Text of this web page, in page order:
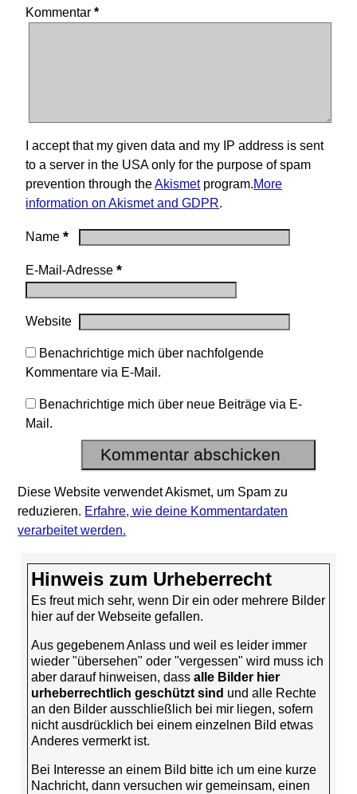
Kommentar*
I accept that my given data and my IP address is sent
to a server in the USA only for the purpose of spam
prevention through theAkismetprogram.More
information on Akismet and GDPR.
Name*
E-Mail-Adresse*
Website
Benachrichtige mich über nachfolgende
Kommentare via E-Mail.
Benachrichtige mich über neue Beiträge via E-
Mail.
Diese Website verwendet Akismet, um Spam zu
reduzieren. Erfahre, wie deine Kommentardaten
verarbeitet werden.
Hinweis zum Urheberrecht
Es freut mich sehr, wenn Dir ein oder mehrere Bilder
hier auf der Webseite gefallen.
Aus gegebenem Anlass und weil es leider immer
wieder "übersehen" oder "vergessen" wird muss ich
aber darauf hinweisen, dassalle Bilder hier
urheberrechtlich geschützt sind und alle Rechte
an den Bilder ausschließlich bei mir liegen, sofern
nicht ausdrücklich bei einem einzelnen Bild etwas
Anderes vermerkt ist.
Bei Interesse an einem Bild bitte ich um eine kurze
Nachricht, dann versuchen wir gemeinsam, einen